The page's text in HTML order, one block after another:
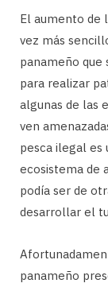
El aumento de
vez más
panameño que
para realizar
algunas de las
ven
pesca ilegal es
ecosistema de
podía ser de
desarrollar el
panameño